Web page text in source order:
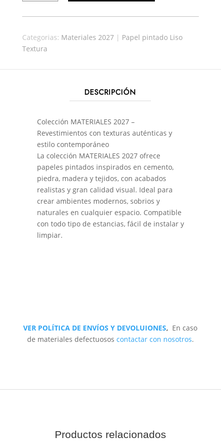
MATERIALES
34843
Categorias: Materiales 2027| Papel pintado Liso
Textura
DESCRIPCIÓN
Colección MATERIALES 2027 –
Revestimientos con texturas auténticas y
estilo contemporáneo
La colección MATERIALES 2027 ofrece
papeles pintados inspirados en cemento,
piedra, madera y tejidos, con acabados
realistas y gran calidad visual. Ideal para
crear ambientes modernos, sobrios y
naturales en cualquier espacio. Compatible
con todo tipo de estancias, fácil de instalar y
limpiar.
VER POLÍTICA DE ENVÍOS Y DEVOLUIONES, En caso
de materiales defectuosos contactar con nosotros.
Productos relacionados